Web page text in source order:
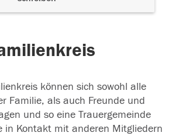
können sich sowohl alle
Familie, als auch Freunde und
und so eine Trauergemeinde
in Kontakt mit anderen Mitgliedern